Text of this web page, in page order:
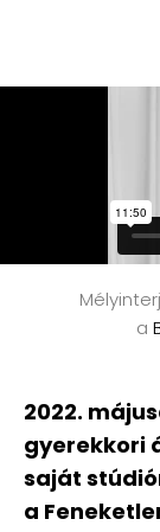
a
2022.
gyerekkori
saját
a